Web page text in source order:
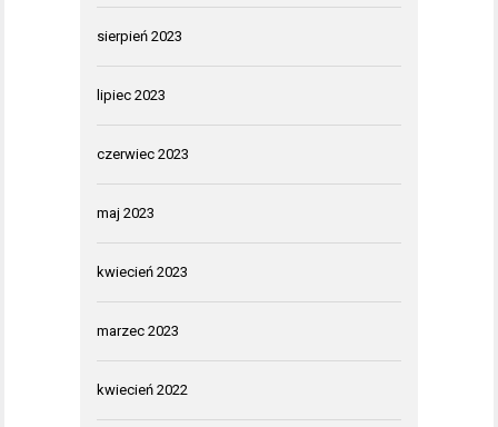
sierpień 2023
lipiec 2023
czerwiec 2023
maj 2023
kwiecień 2023
marzec 2023
kwiecień 2022